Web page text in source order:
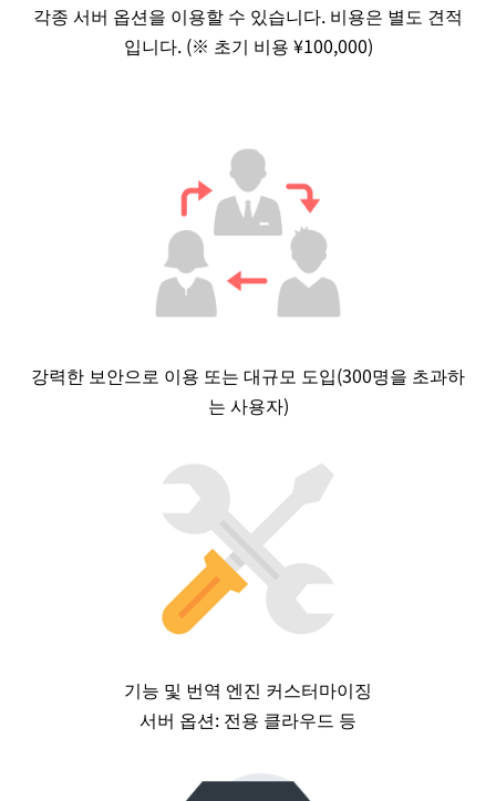
각종 서버 옵션을 이용할 수 있습니다. 비용은 별도 견적
입니다. (※ 초기 비용 ¥100,000)
강력한 보안으로 이용 또는 대규모 도입(300명을 초과하
는 사용자)
기능 및 번역 엔진 커스터마이징
서버 옵션: 전용 클라우드 등